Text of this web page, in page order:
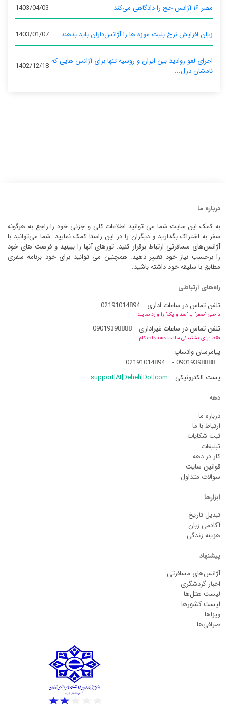
مصر ۱۶ آژانس حج را دادگاهی می‌کند 1403/04/03
زیان افزایش نرخ بلیت موزه ها را آژانس‌داران باید بدهند 1403/01/07
اجرای لغو روادید بین ایران و روسیه تنها برای آژانس‌ هایی که
نامشان درل...
1402/12/18
درباره ما
به کمک این سایت شما می توانید اطلاعات کلی و جزئی خود را راجع به هرگونه
سفر به اشتراک بگذارید و دیگران را در این راستا کمک نمایید. شما می‌توانید با
آژانس‌های مسافرتی ارتباط برقرار کنید. تورهای آنها را ببینید و فرصت های خود
را برحسب نیاز خود تغییر دهید. همچنین می توانید برای خود برنامه سفری
مطابق با سلیقه خود داشته باشید.
راه‌های ارتباطی
تلفن تماس در ساعات اداری
02191014894
داخلی "صفر" یا "صد و یک" را وارد نمایید
تلفن تماس در ساعات غیراداری 09019398888
فقط برای پشتیبانی سایت دهه دات کام
پیامرسان واتساپ
09019398888
-
02191014894
پست الکترونیکی
support[At]Deheh[Dot]com
دهه
درباره ما
ارتباط با ما
ثبت شکایات
تبلیغات
کار در دهه
قوانین سایت
سوالات متداول
ابزارها
تبدیل تاریخ
آکادمی زبان
هزینه زندگی
پیشنهاد
آژانس‌های مسافرتی
اخبار گردشگری
لیست هتل‌ها
لیست کشورها
ویزاها
صرافی‌ها